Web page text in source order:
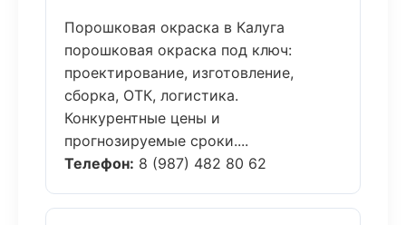
Порошковая окраска в Калуга
порошковая окраска под ключ:
проектирование, изготовление,
сборка, ОТК, логистика.
Конкурентные цены и
прогнозируемые сроки....
Телефон: 8 (987) 482 80 62